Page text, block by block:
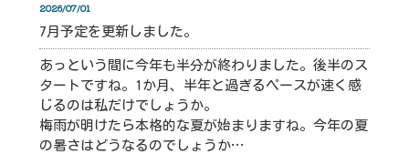
2026/07/01
7月予定を更新しました。
あっという間に今年も半分が終わりました。後半のス
タートですね。1か月、半年と過ぎるペースが速く感
じるのは私だけでしょうか。
梅雨が明けたら本格的な夏が始まりますね。今年の夏
の暑さはどうなるのでしょうか…